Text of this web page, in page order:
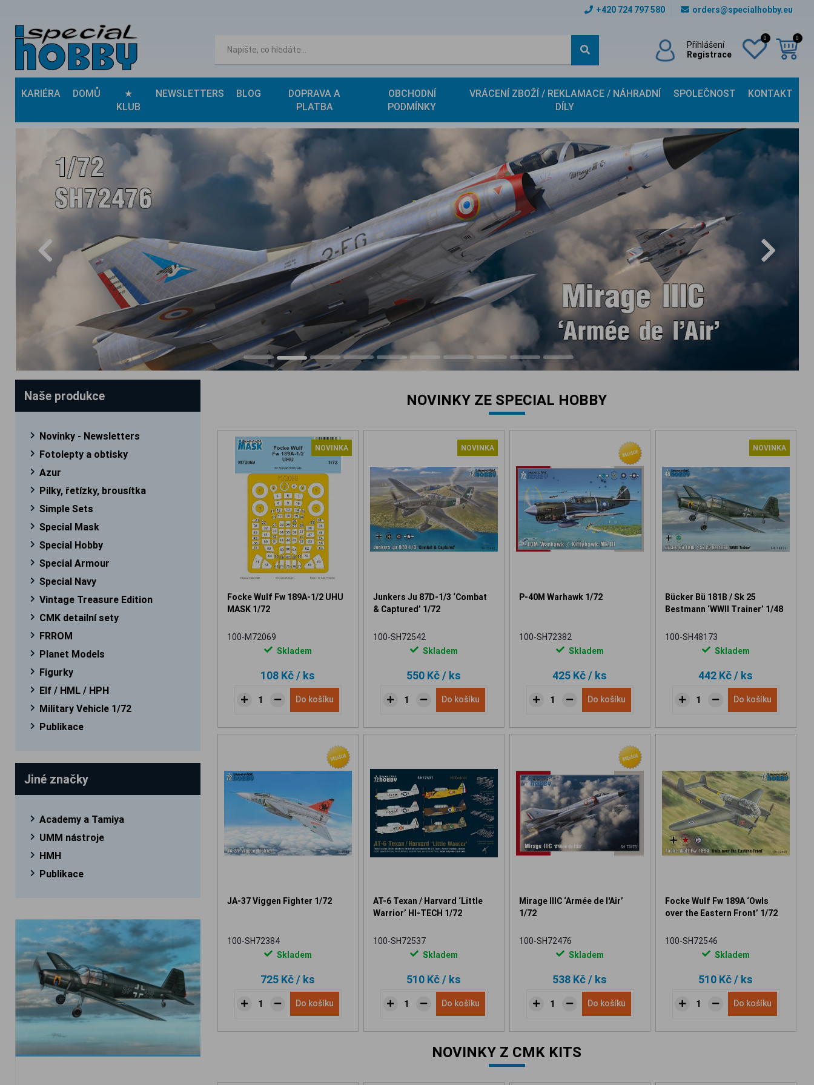
orders@specialhobby.eu
+420 724 797 580
Přihlášení
Registrace
0 0
KARIÉRA DOMŮ
★
KLUB
NEWSLETTERS BLOG
DOPRAVA A
PLATBA
OBCHODNÍ
PODMÍNKY
VRÁCENÍ ZBOŽÍ / REKLAMACE / NÁHRADNÍ
DÍLY
SPOLEČNOST KONTAKT
Naše produkce
Novinky - Newsletters
Fotolepty a obtisky
Azur
Pilky, řetízky, brousítka
Simple Sets
Special Mask
Special Hobby
Special Armour
Special Navy
Vintage Treasure Edition
CMK detailní sety
FRROM
Planet Models
Figurky
Elf / HML / HPH
Military Vehicle 1/72
Publikace
Jiné značky
Academy a Tamiya
UMM nástroje
HMH
Publikace
NOVINKY ZE SPECIAL HOBBY
NOVINKA
Focke Wulf Fw 189A-1/2 UHU
MASK 1/72
100-M72069
Skladem
108 Kč/ ks
Do košíku
NOVINKA
Junkers Ju 87D-1/3 ‘Combat
& Captured’ 1/72
100-SH72542
Skladem
550 Kč/ ks
Do košíku
P-40M Warhawk 1/72
100-SH72382
Skladem
425 Kč/ ks
Do košíku
NOVINKA
Bücker Bü 181B / Sk 25
Bestmann ‘WWII Trainer’ 1/48
100-SH48173
Skladem
442 Kč/ ks
Do košíku
JA-37 Viggen Fighter 1/72
100-SH72384
Skladem
725 Kč/ ks
Do košíku
AT-6 Texan / Harvard ‘Little
Warrior’ HI-TECH 1/72
100-SH72537
Skladem
510 Kč/ ks
Do košíku
Mirage IIIC ‘Armée de l'Air’
1/72
100-SH72476
Skladem
538 Kč/ ks
Do košíku
Focke Wulf Fw 189A ‘Owls
over the Eastern Front’ 1/72
100-SH72546
Skladem
510 Kč/ ks
Do košíku
NOVINKY Z CMK KITS